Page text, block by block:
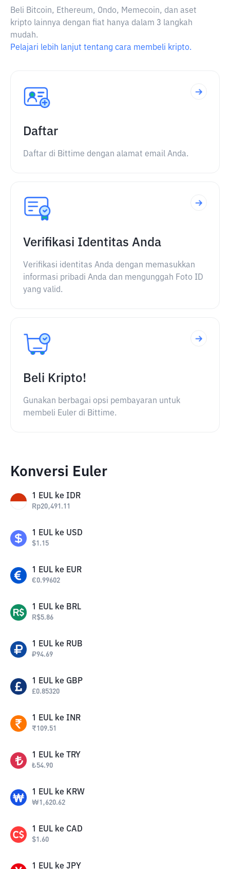
Beli Bitcoin, Ethereum, Ondo, Memecoin, dan aset
kripto lainnya dengan fiat hanya dalam 3 langkah
mudah.
Pelajari lebih lanjut tentang cara membeli kripto.
Daftar
Daftar di Bittime dengan alamat email Anda.
Verifikasi Identitas Anda
Verifikasi identitas Anda dengan memasukkan
informasi pribadi Anda dan mengunggah Foto ID
yang valid.
Beli Kripto!
Gunakan berbagai opsi pembayaran untuk
membeli Euler di Bittime.
Konversi Euler
1 EUL ke IDR
Rp20,491.11
1 EUL ke USD
$1.15
1 EUL ke EUR
€0.99602
1 EUL ke BRL
R$5.86
1 EUL ke RUB
₽94.69
1 EUL ke GBP
£0.85320
1 EUL ke INR
₹109.51
1 EUL ke TRY
₺54.90
1 EUL ke KRW
₩1,620.62
1 EUL ke CAD
$1.60
1 EUL ke JPY